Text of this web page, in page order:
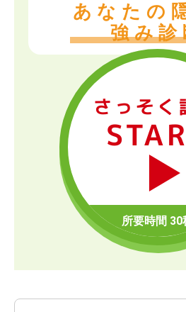
あなたの
強み
さっそく